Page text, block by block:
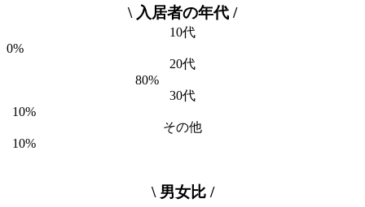
\ 入居者の年代 /
10代
0%
20代
80%
30代
10%
その他
10%
\ 男女比 /